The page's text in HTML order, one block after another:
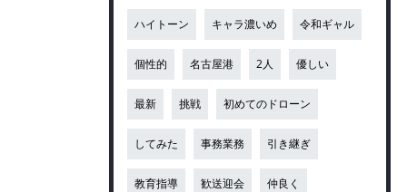
ハイトーン キャラ濃いめ 令和ギャル
個性的 名古屋港 2人 優しい
最新 挑戦 初めてのドローン
してみた 事務業務 引き継ぎ
教育指導 歓送迎会 仲良く